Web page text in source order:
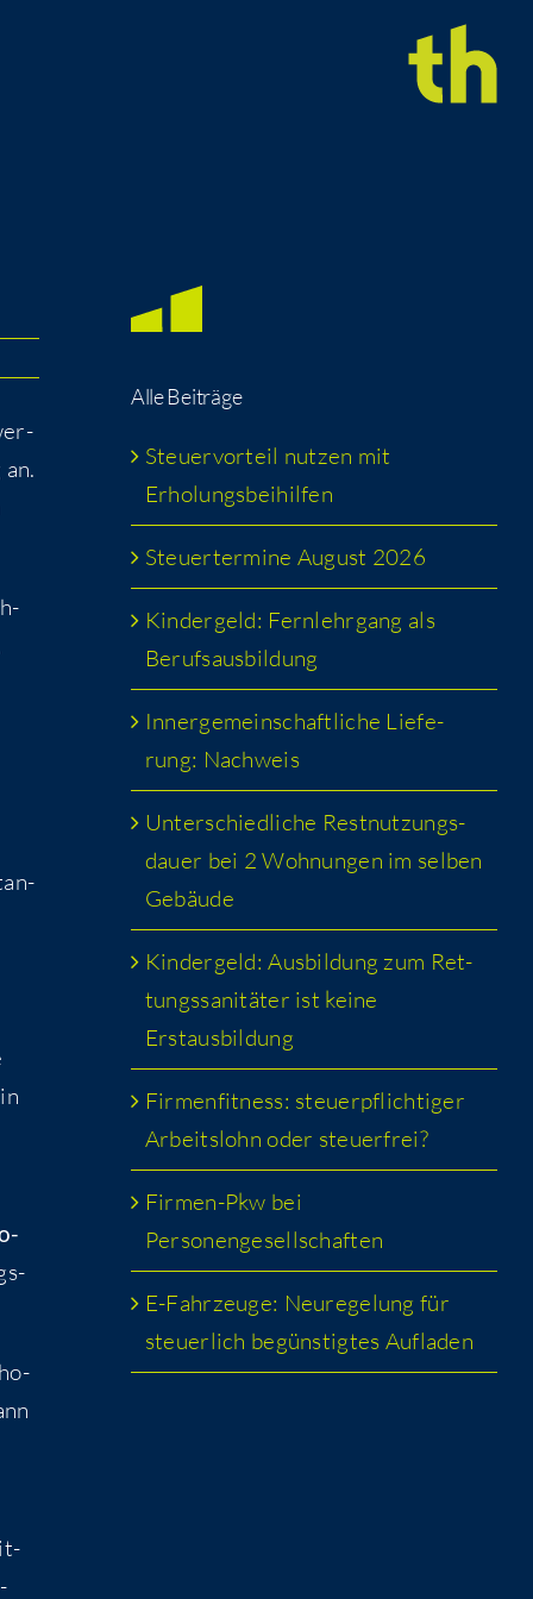
Alle Bei­trä­ge
Steu­er­vor­teil nut­zen mit
Erholungsbeihilfen
Steu­er­ter­mi­ne August 2026
Kin­der­geld: Fern­lehr­gang als
Berufsausbildung
Inner­ge­mein­schaft­li­che Lie­fe­
rung: Nachweis
Unter­schied­li­che Rest­nut­zungs­
dau­er bei 2 Woh­nun­gen im sel­ben
Gebäude
Kin­der­geld: Aus­bil­dung zum Ret­
tungs­sa­ni­tä­ter ist kei­ne
Erstausbildung
Fir­men­fit­ness: steu­er­pflich­ti­ger
Arbeits­lohn oder steuerfrei?
Fir­men-Pkw bei
Personengesellschaften
E-Fahr­zeu­ge: Neu­re­ge­lung für
steu­er­lich begüns­tig­tes Aufladen